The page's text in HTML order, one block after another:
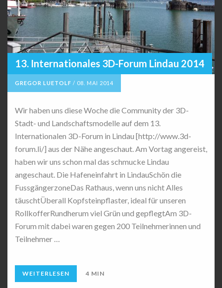
13. Internationales 3D-Forum Lindau 2014
GREGOR LUETOLF / 08. MAI 2014
Wir haben uns diese Woche die Community der 3D-
Stadt- und Landschaftsmodelle auf dem 13.
Internationalen 3D-Forum in Lindau [http://www.3d-
forum.li/] aus der Nähe angeschaut. Am Vortag angereist,
haben wir uns schon mal das schmucke Lindau
angeschaut. Die Hafeneinfahrt in LindauSchön die
FussgängerzoneDas Rathaus, wenn uns nicht Alles
täuschtÜberall Kopfsteinpflaster, ideal für unseren
RollkofferRundherum viel Grün und gepflegtAm 3D-
Forum mit dabei waren gegen 200 Teilnehmerinnen und
Teilnehmer …
WEITERLESEN 4 MIN